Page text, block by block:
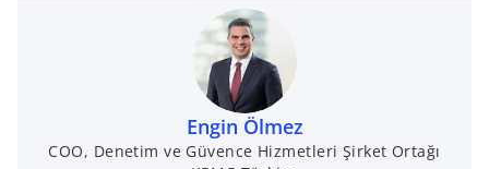
s
i
n
a
Engin Ölmez
COO, Denetim ve Güvence Hizmetleri Şirket Ortağı